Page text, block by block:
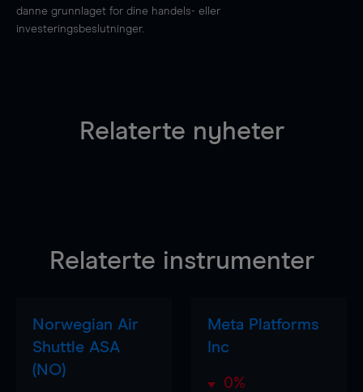
danne grunnlaget for dine handels- eller
investeringsbeslutninger.
Relaterte nyheter
Relaterte instrumenter
Norwegian Air
Shuttle ASA
(NO)
Meta Platforms
Inc
0%